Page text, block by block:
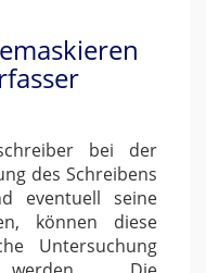
bei der
des Schreibens
eventuell seine
können diese
Untersuchung